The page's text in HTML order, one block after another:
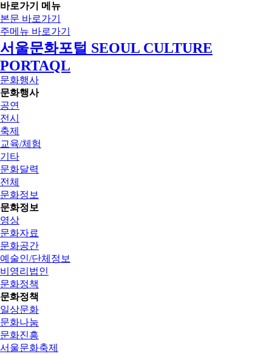
바로가기 메뉴
본문 바로가기
주메뉴 바로가기
서울문화포털 SEOUL CULTURE
PORTAQL
문화행사
문화행사
공연
전시
축제
교육/체험
기타
문화달력
전체
문화정보
문화정보
영상
문화자료
문화공간
예술인/단체정보
비영리법인
문화정책
문화정책
일상문화
문화나눔
문화진흥
서울문화축제